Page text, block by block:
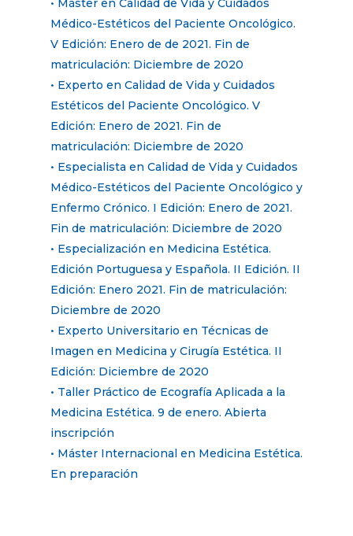
• Máster en Calidad de Vida y Cuidados
Médico-Estéticos del Paciente Oncológico.
V Edición: Enero de de 2021. Fin de
matriculación: Diciembre de 2020
• Experto en Calidad de Vida y Cuidados
Estéticos del Paciente Oncológico. V
Edición: Enero de 2021. Fin de
matriculación: Diciembre de 2020
• Especialista en Calidad de Vida y Cuidados
Médico-Estéticos del Paciente Oncológico y
Enfermo Crónico. I Edición: Enero de 2021.
Fin de matriculación: Diciembre de 2020
• Especialización en Medicina Estética.
Edición Portuguesa y Española. II Edición. II
Edición: Enero 2021. Fin de matriculación:
Diciembre de 2020
• Experto Universitario en Técnicas de
Imagen en Medicina y Cirugía Estética. II
Edición: Diciembre de 2020
• Taller Práctico de Ecografía Aplicada a la
Medicina Estética. 9 de enero. Abierta
inscripción
• Máster Internacional en Medicina Estética.
En preparación